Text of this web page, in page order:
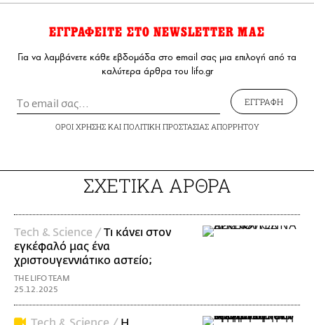
ΕΓΓΡΑΦΕΙΤΕ ΣΤΟ NEWSLETTER ΜΑΣ
Για να λαμβάνετε κάθε εβδομάδα στο email σας μια επιλογή από τα
καλύτερα άρθρα του lifo.gr
ΕΓΓΡΑΦΗ
ΟΡΟΙ ΧΡΗΣΗΣΚΑΙ ΠΟΛΙΤΙΚΗ ΠΡΟΣΤΑΣΙΑΣ ΑΠΟΡΡΗΤΟΥ
ΣΧΕΤΙΚΑ ΑΡΘΡΑ
Τech & Science /Τι κάνει στον
εγκέφαλό μας ένα
χριστουγεννιάτικο αστείο;
THE LIFO TEAM
25.12.2025